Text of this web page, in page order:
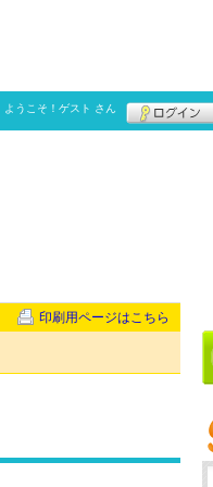
ようこそ！ ゲスト さん
印刷用ページはこちら